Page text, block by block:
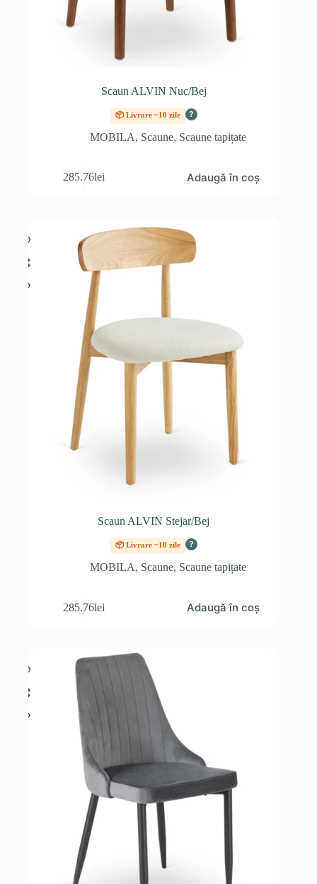
Scaun ALVIN Nuc/Bej
📦 Livrare ~10 zile ?
MOBILA, Scaune, Scaune tapițate
285.76lei Adaugă în coș
Scaun ALVIN Stejar/Bej
📦 Livrare ~10 zile ?
MOBILA, Scaune, Scaune tapițate
285.76lei Adaugă în coș